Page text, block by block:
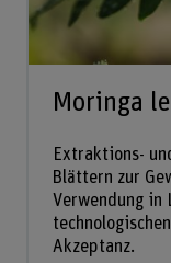
Moringa
Extraktions-
Blättern zur
Verwendung in
Akzeptanz.